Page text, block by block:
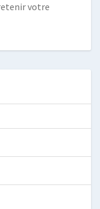
votre